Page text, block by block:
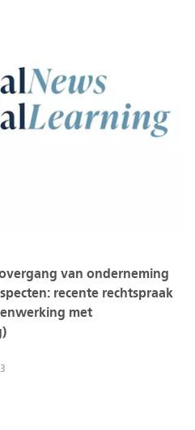
van onderneming
recente rechtspraak
met